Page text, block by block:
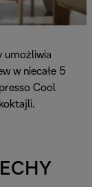
umożliwia
w niecałe 5
Cool